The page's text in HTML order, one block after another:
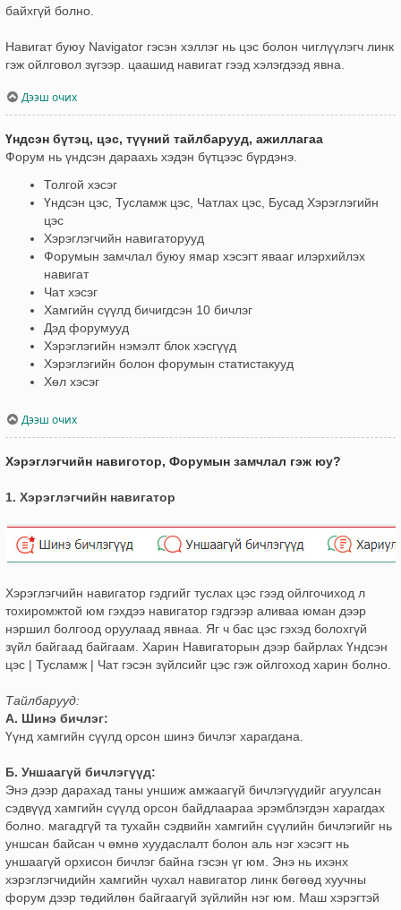
байхгүй болно.
Навигат буюу Navigator гэсэн хэллэг нь цэс болон чиглүүлэгч линк
гэж ойлговол зүгээр. цаашид навигат гээд хэлэгдээд явна.
Дээш очих
Үндсэн бүтэц, цэс, түүний тайлбарууд, ажиллагаа
Форум нь үндсэн дараахь хэдэн бүтцээс бүрдэнэ.
Толгой хэсэг
Үндсэн цэс, Тусламж цэс, Чатлах цэс, Бусад Хэрэглэгийн
цэс
Хэрэглэгчийн навигаторууд
Форумын замчлал буюу ямар хэсэгт явааг илэрхийлэх
навигат
Чат хэсэг
Хамгийн сүүлд бичигдсэн 10 бичлэг
Дэд форумууд
Хэрэглэгийн нэмэлт блок хэсгүүд
Хэрэглэгийн болон форумын статистакууд
Хөл хэсэг
Дээш очих
Хэрэглэгчийн навиготор, Форумын замчлал гэж юу?
1. Хэрэглэгчийн навигатор
Хэрэглэгчийн навигатор гэдгийг туслах цэс гээд ойлгочиход л
тохиромжтой юм гэхдээ навигатор гэдгээр аливаа юман дээр
нэршил болгоод оруулаад явнаа. Яг ч бас цэс гэхэд болохгүй
зүйл байгаад байгаам. Харин Навигаторын дээр байрлах Үндсэн
цэс | Тусламж | Чат гэсэн зүйлсийг цэс гэж ойлгоход харин болно.
Тайлбарууд:
А. Шинэ бичлэг:
Үүнд хамгийн сүүлд орсон шинэ бичлэг харагдана.
Б. Уншаагүй бичлэгүүд:
Энэ дээр дарахад таны уншиж амжаагүй бичлэгүүдийг агуулсан
сэдвүүд хамгийн сүүлд орсон байдлаараа эрэмблэгдэн харагдах
болно. магадгүй та тухайн сэдвийн хамгийн сүүлийн бичлэгийг нь
уншсан байсан ч өмнө хуудаслалт болон аль нэг хэсэгт нь
уншаагүй орхисон бичлэг байна гэсэн үг юм. Энэ нь ихэнх
хэрэглэгчидийн хамгийн чухал навигатор линк бөгөөд хуучны
форум дээр төдийлөн байгаагүй зүйлийн нэг юм. Маш хэрэгтэй